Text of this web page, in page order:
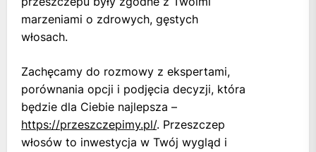
marzeniami o zdrowych, gęstych
włosach.
Zachęcamy do rozmowy z ekspertami,
porównania opcji i podjęcia decyzji, która
będzie dla Ciebie najlepsza –
https://przeszczepimy.pl/. Przeszczep
włosów to inwestycja w Twój wygląd i